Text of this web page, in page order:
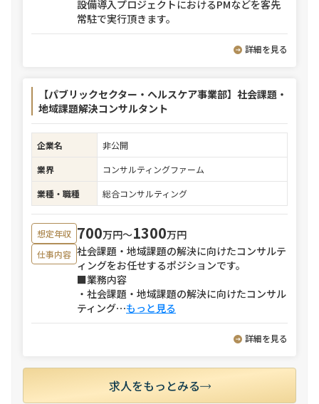
設備導入プロジェクトにおけるPMなどを客先
常駐で実行頂きます。
詳細を見る
【パブリックセクター・ヘルスケア事業部】社会課題・
地域課題解決コンサルタント
企業名
非公開
業界
コンサルティングファーム
業種・職種
総合コンサルティング
想定年収 700万円〜1300万円
仕事内容 社会課題・地域課題の解決に向けたコンサルテ
ィングをお任せするポジションです。
■業務内容
・社会課題・地域課題の解決に向けたコンサル
ティング⋯もっと見る
詳細を見る
求人をもっとみる